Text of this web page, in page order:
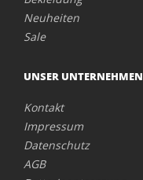
Neuheiten
Sale
UNSER UNTERNEHMEN
Kontakt
Impressum
Datenschutz
AGB